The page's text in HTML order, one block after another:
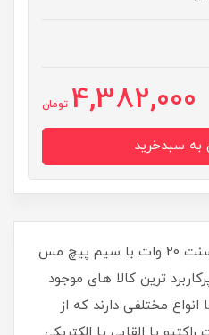
4,382,000 تومان
بالاست (ترانس) لامپ فلورسنت 20 وات با سیم پیچ مس
ترین کالا های موجود
مختلفی دارند که از